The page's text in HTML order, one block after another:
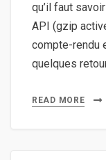
qu’il faut
API (gzip
compte-rendu
quelques
READ MORE